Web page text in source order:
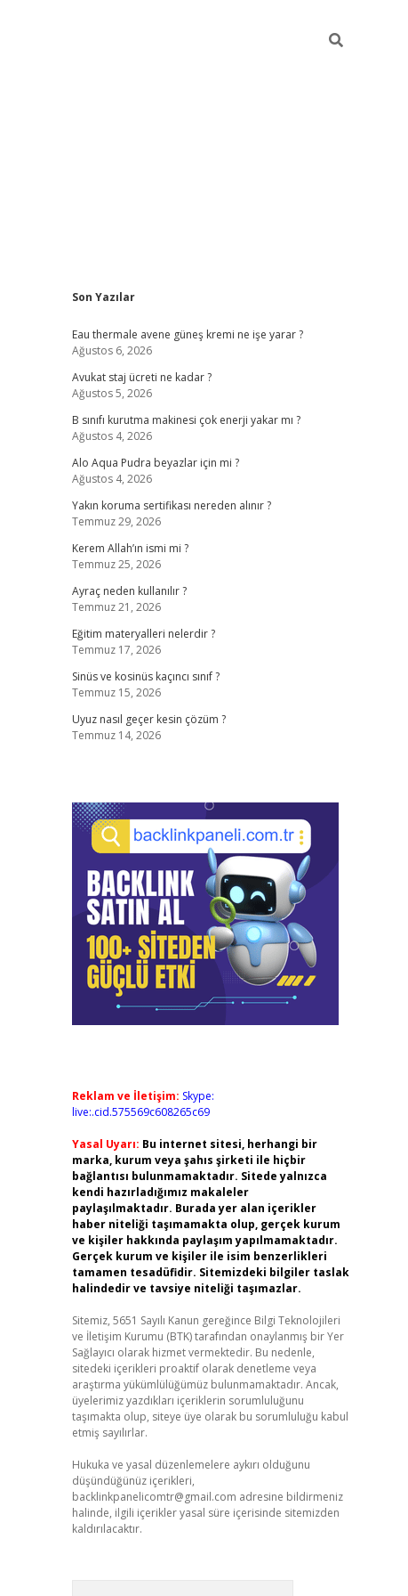
Sidebar
Son Yazılar
Eau thermale avene güneş kremi ne işe yarar ?
Ağustos 6, 2026
Avukat staj ücreti ne kadar ?
Ağustos 5, 2026
B sınıfı kurutma makinesi çok enerji yakar mı ?
Ağustos 4, 2026
Alo Aqua Pudra beyazlar için mi ?
Ağustos 4, 2026
Yakın koruma sertifikası nereden alınır ?
Temmuz 29, 2026
Kerem Allah’ın ismi mi ?
Temmuz 25, 2026
Ayraç neden kullanılır ?
Temmuz 21, 2026
Eğitim materyalleri nelerdir ?
Temmuz 17, 2026
Sinüs ve kosinüs kaçıncı sınıf ?
Temmuz 15, 2026
Uyuz nasıl geçer kesin çözüm ?
Temmuz 14, 2026
Reklam ve İletişim: Skype:
live:.cid.575569c608265c69
Yasal Uyarı: Bu internet sitesi, herhangi bir
marka, kurum veya şahıs şirketi ile hiçbir
bağlantısı bulunmamaktadır. Sitede yalnızca
kendi hazırladığımız makaleler
paylaşılmaktadır. Burada yer alan içerikler
haber niteliği taşımamakta olup, gerçek kurum
ve kişiler hakkında paylaşım yapılmamaktadır.
Gerçek kurum ve kişiler ile isim benzerlikleri
tamamen tesadüfidir. Sitemizdeki bilgiler taslak
halindedir ve tavsiye niteliği taşımazlar.
Sitemiz, 5651 Sayılı Kanun gereğince Bilgi Teknolojileri
ve İletişim Kurumu (BTK) tarafından onaylanmış bir Yer
Sağlayıcı olarak hizmet vermektedir. Bu nedenle,
sitedeki içerikleri proaktif olarak denetleme veya
araştırma yükümlülüğümüz bulunmamaktadır. Ancak,
üyelerimiz yazdıkları içeriklerin sorumluluğunu
taşımakta olup, siteye üye olarak bu sorumluluğu kabul
etmiş sayılırlar.
Hukuka ve yasal düzenlemelere aykırı olduğunu
düşündüğünüz içerikleri,
backlinkpanelicomtr@gmail.com adresine bildirmeniz
halinde, ilgili içerikler yasal süre içerisinde sitemizden
kaldırılacaktır.